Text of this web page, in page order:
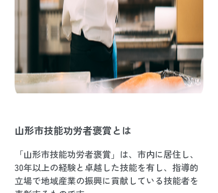
山形市技能功労者褒賞とは
「山形市技能功労者褒賞」は、市内に居住し、
30年以上の経験と卓越した技能を有し、指導的
立場で地域産業の振興に貢献している技能者を